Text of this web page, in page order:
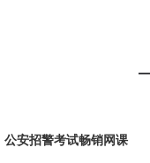
公安招警考试畅销网课